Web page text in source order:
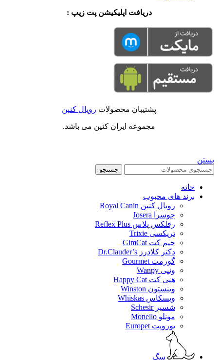
دریافت اپلیکیشن پت زیپ :
پشتیبان محصولات رویال کنین
مجموعه ایران کنین می باشد.
بستن
جستجو
خانه
برند های محبوب
رویال کنین Royal Canin
جوسرا Josera
رفلکس پلاس Reflex Plus
تریکسی Trixie
جیم کت GimCat
دکتر کلادرز Dr.Clauder’s
گورمت Gourmet
ونپی Wanpy
هپی کت Happy Cat
وینستون Winston
ویسکاس Whiskas
شسیر Schesir
مونلو Monello
یوروپت Europet
سگ